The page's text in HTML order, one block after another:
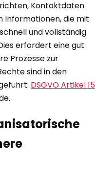
Kontaktdaten
Informationen, die mit
und vollständig
erfordert eine gut
Prozesse zur
sind in den
DSGVO Artikel 15